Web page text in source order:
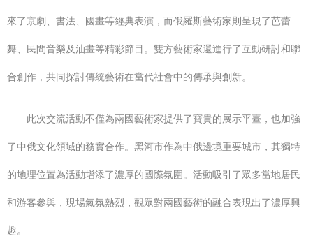
來了京劇、書法、國畫等經典表演，而俄羅斯藝術家則呈現了芭蕾
舞、民間音樂及油畫等精彩節目。雙方藝術家還進行了互動研討和聯
合創作，共同探討傳統藝術在當代社會中的傳承與創新。
此次交流活動不僅為兩國藝術家提供了寶貴的展示平臺，也加強
了中俄文化領域的務實合作。黑河市作為中俄邊境重要城市，其獨特
的地理位置為活動增添了濃厚的國際氛圍。活動吸引了眾多當地居民
和游客參與，現場氣氛熱烈，觀眾對兩國藝術的融合表現出了濃厚興
趣。